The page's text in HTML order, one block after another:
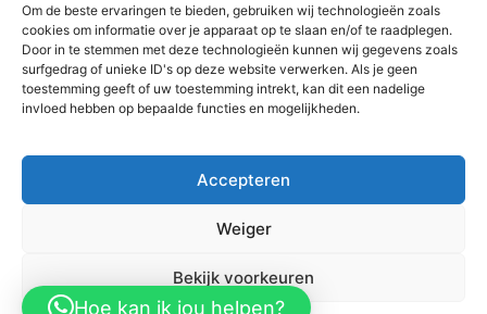
Om de beste ervaringen te bieden, gebruiken wij technologieën zoals
cookies om informatie over je apparaat op te slaan en/of te raadplegen.
Door in te stemmen met deze technologieën kunnen wij gegevens zoals
surfgedrag of unieke ID's op deze website verwerken. Als je geen
toestemming geeft of uw toestemming intrekt, kan dit een nadelige
invloed hebben op bepaalde functies en mogelijkheden.
Accepteren
Weiger
Bekijk voorkeuren
herstelling
Contact
+32 51 815 816
info@yprauto.be
BTW: BE 0464 903 776
rechten voorbehoudengemaakt
doorDYsign
Hoe kan ik jou helpen?